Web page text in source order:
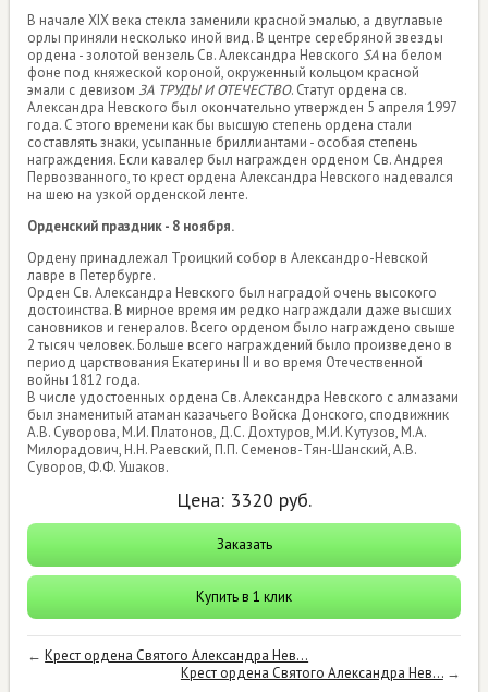
В начале XIX века стекла заменили красной эмалью, а двуглавые
орлы приняли несколько иной вид. В центре серебряной звезды
ордена - золотой вензель Св. Александра Невского SA на белом
фоне под княжеской короной, окруженный кольцом красной
эмали с девизомЗА ТРУДЫ И ОТЕЧЕСТВО. Статут ордена св.
Александра Невского был окончательно утвержден 5 апреля 1997
года. С этого времени как бы высшую степень ордена стали
составлять знаки, усыпанные бриллиантами - особая степень
награждения. Если кавалер был награжден орденом Св. Андрея
Первозванного, то крест ордена Александра Невского надевался
на шею на узкой орденской ленте.
Орденский праздник - 8 ноября.
Ордену принадлежал Троицкий собор в Александро-Невской
лавре в Петербурге.
Орден Св. Александра Невского был наградой очень высокого
достоинства. В мирное время им редко награждали даже высших
сановников и генералов. Всего орденом было награждено свыше
2 тысяч человек. Больше всего награждений было произведено в
период царствования Екатерины II и во время Отечественной
войны 1812 года.
В числе удостоенных ордена Св. Александра Невского с алмазами
был знаменитый атаман казачьего Войска Донского, сподвижник
А.В. Суворова, М.И. Платонов, Д.С. Дохтуров, М.И. Кутузов, М.А.
Милорадович, Н.Н. Раевский, П.П. Семенов-Тян-Шанский, А.В.
Суворов, Ф.Ф. Ушаков.
Цена: 3320 руб.
Заказать
Купить в 1 клик
←Крест ордена Святого Александра Нев...
Крест ордена Святого Александра Нев...→